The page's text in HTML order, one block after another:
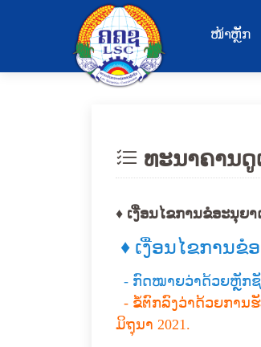
ໜ້າຫຼັກ
ທະນາຄານ
♦ ເງື່ອນໄຂການຂໍອະນຸຍ
♦ ເງື່ອນໄຂການ
- ກົດໝາຍວ່າດ້ວຍຫຼັກຊັ
- ຂໍ້ຕົກລົງວ່າດ້ວຍການ
ມິຖຸນາ 2021.